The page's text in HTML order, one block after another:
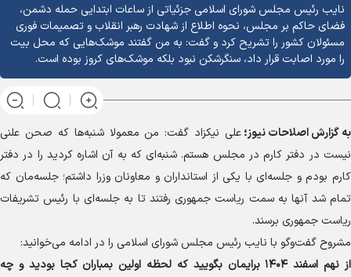
نایب رئیس مجلس شورای اسلامی جزئیاتی از ساعات ابتدایی حمله دشمن،
فضای حاکم بر مجلس، نحوه اطلاع از شهادت رهبر انقلاب و تصمیمات فوری
مسئولان کشور را تشریح کرد و گفت: به من گفتند موشک‌هایی که محل بیت
را مورد اصابت قرار داد، سنگرشکن نبود بلکه موشک‌های کروز بوده است.
به گزارشاصلاحات نیوز؛علی نیکزاد گفت: من معمولا شنبه‌ها که صحن علنی
نیست در دفتر کارم در مجلس هستم. شنبه‌ای که به آن اشاره کردید را در دفتر
کارم بودم و جلسه‌ای با یکی از استانداران و معاونان وزرا داشتم؛ جلسه‌مان که
تمام شد آنها به سمت ریاست جمهوری رفتند تا به جلسه‌ای با رئیس تشریفات
ریاست جمهوری برسند.
مشروح گفت‌و‌گو با نایب رئیس مجلس شورای اسلامی را در ادامه می‌خوانید:
از نهم اسفند ۱۴۰۴ برایمان بگویید که لحظه اولین بمباران کجا بودید و چه